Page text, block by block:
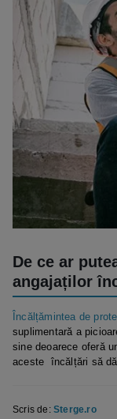
De ce ar
angajaților
Încălțămintea de
suplimentară a
sine deoarece oferă
aceste încălțări să
Scris de: Sterge.ro